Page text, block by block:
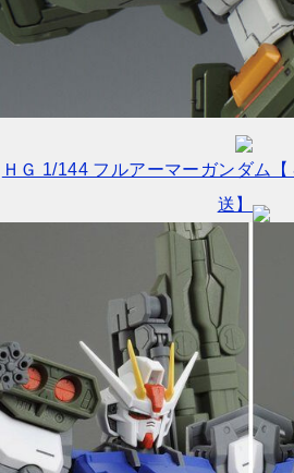
ＨＧ 1/144 フルアーマーガンダム
送】